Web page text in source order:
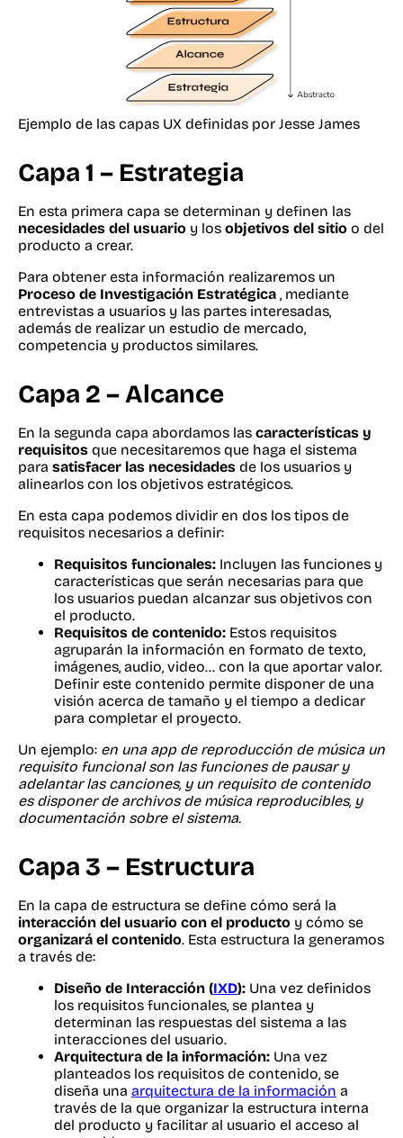
Ejemplo de las capas UX definidas por Jesse James
Capa 1 – Estrategia
En esta primera capa se determinan y definen las
necesidades del usuario y los objetivos del sitio o del
producto a crear.
Para obtener esta información realizaremos un
Proceso de Investigación Estratégica , mediante
entrevistas a usuarios y las partes interesadas,
además de realizar un estudio de mercado,
competencia y productos similares.
Capa 2 – Alcance
En la segunda capa abordamos las características y
requisitos que necesitaremos que haga el sistema
para satisfacer las necesidades de los usuarios y
alinearlos con los objetivos estratégicos.
En esta capa podemos dividir en dos los tipos de
requisitos necesarios a definir:
Requisitos funcionales: Incluyen las funciones y
características que serán necesarias para que
los usuarios puedan alcanzar sus objetivos con
el producto.
Requisitos de contenido: Estos requisitos
agruparán la información en formato de texto,
imágenes, audio, video… con la que aportar valor.
Definir este contenido permite disponer de una
visión acerca de tamaño y el tiempo a dedicar
para completar el proyecto.
Un ejemplo: en una app de reproducción de música un
requisito funcional son las funciones de pausar y
adelantar las canciones, y un requisito de contenido
es disponer de archivos de música reproducibles, y
documentación sobre el sistema.
Capa 3 – Estructura
En la capa de estructura se define cómo será la
interacción del usuario con el producto y cómo se
organizará el contenido. Esta estructura la generamos
a través de:
Diseño de Interacción (IXD): Una vez definidos
los requisitos funcionales, se plantea y
determinan las respuestas del sistema a las
interacciones del usuario.
Arquitectura de la información: Una vez
planteados los requisitos de contenido, se
diseña una arquitectura de la información a
través de la que organizar la estructura interna
del producto y facilitar al usuario el acceso al